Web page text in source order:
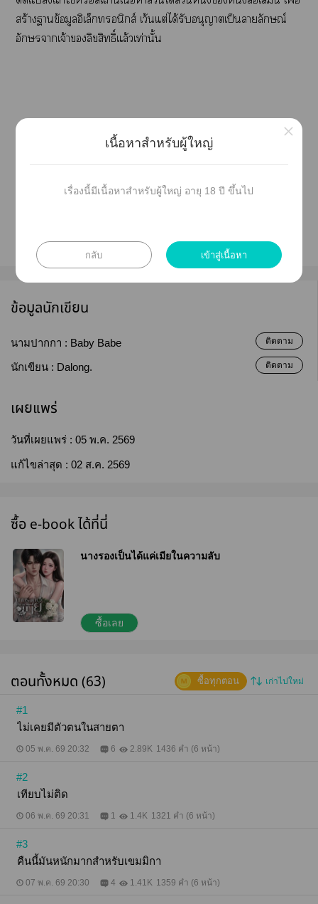
สร้างาข้อมูลอิเล็กทรอนิกส์ เว้นแต่ได้รับอนุญาตเป็นาลักษณ์
อักษราเจ้าลิขสิทธิ์แล้วเท่านั้น
ข้อมูลนักเขียน
นามปากกา : Baby Babe ติดตาม
นักเขียน : Dalong. ติดตาม
เผยแพร่
วันที่เผยแพร่ : 05 พ.ค. 2569
แก้ไขล่าสุด : 02 ส.ค. 2569
ซื้อ e-book ได้ที่นี่
นางรองเป็นได้แค่เมียในความลับ
ซื้อเลย
ตอนทั้งหมด (63) เก่าไปใหม่
ซื้อทุกตอน
#1
ไม่เคยมีตัวตนในสายตา
05 พ.ค. 69 20:32 6 2.89K 1436 คำ (6 หน้า)
#2
เทียบไม่ติด
06 พ.ค. 69 20:31 1 1.4K 1321 คำ (6 หน้า)
#3
คืนนี้มันหนักมากสำหรับเขมมิกา
07 พ.ค. 69 20:30 4 1.41K 1359 คำ (6 หน้า)
เนื้อหาสำหรับผู้ใหญ่
เรื่องนี้มีเนื้อหาสำหรับผู้ใหญ่ อายุ 18 ปี ขึ้นไป
กลับ เข้าสู่เนื้อหา
×